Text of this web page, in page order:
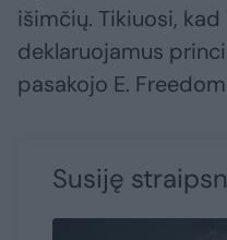
išimčių. Tikiuosi,
deklaruojamus
pasakojo E.
Susiję